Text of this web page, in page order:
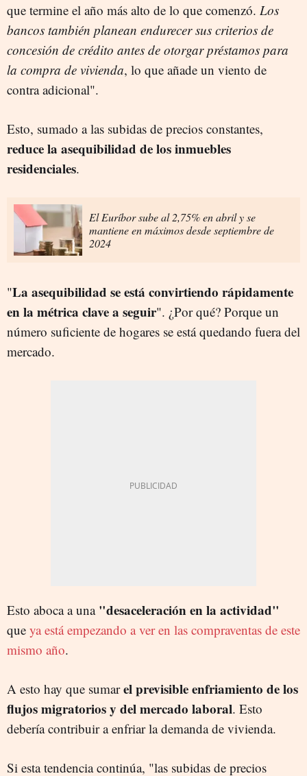
que termine el año más alto de lo que comenzó. Los
bancos también planean endurecer sus criterios de
concesión de crédito antes de otorgar préstamos para
la compra de vivienda, lo que añade un viento de
contra adicional".
Esto, sumado a las subidas de precios constantes,
reduce la asequibilidad de los inmuebles
residenciales.
El Euríbor sube al 2,75% en abril y se
mantiene en máximos desde septiembre de
2024
"La asequibilidad se está convirtiendo rápidamente
en la métrica clave a seguir". ¿Por qué? Porque un
número suficiente de hogares se está quedando fuera del
mercado.
Esto aboca a una"desaceleración en la actividad"
que ya está empezando a ver en las compraventas de este
mismo año.
A esto hay que sumarel previsible enfriamiento de los
flujos migratorios y del mercado laboral. Esto
debería contribuir a enfriar la demanda de vivienda.
Si esta tendencia continúa, "las subidas de precios